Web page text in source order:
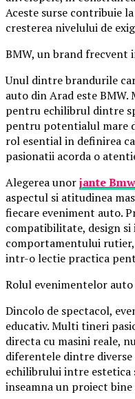
Aceste surse contribuie
cresterea nivelului de
BMW, un brand
Unul dintre brandurile
auto din Arad este
pentru echilibrul dintre
pentru potentialul mare
rol esential in definirea
pasionatii acorda o
Alegerea unorjante Bmw
aspectul si atitudinea
fiecare eveniment auto.
compatibilitate, design
comportamentului
intr-o lectie practica
Rolul evenimentelor
Dincolo de spectacol,
educativ. Multi tineri
directa cu masini reale,
diferentele dintre
echilibrului intre
inseamna un proiect